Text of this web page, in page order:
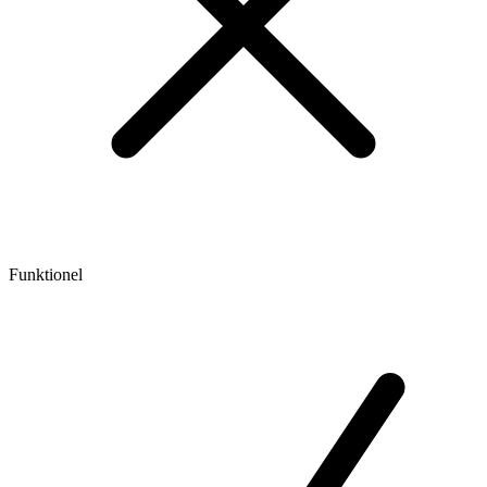
Funktionel